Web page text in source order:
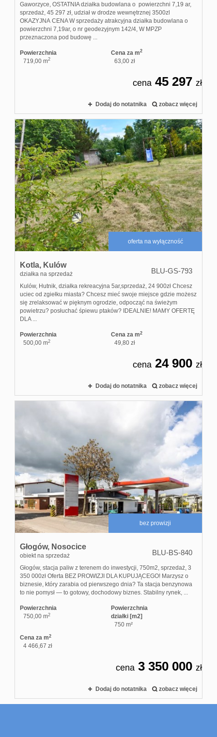
Gaworzyce, OSTATNIA działka budowlana o powierzchni 7,19 ar,
sprzedaż, 45 297 zł, udział w drodze wewnętrznej 3500zl
OKAZYJNA CENA W sprzedaży atrakcyjna działka budowlana o
powierzchni 7,19ar, o nr geodezyjnym 142/4, W MPZP
przeznaczona pod budowę ...
Powierzchnia
719,00 m2
Cena za m2
63,00 zł
cena 45 297 zł
Dodaj do notatnika zobacz więcej
oferta na wyłączność
Kotla, Kulów
działka na sprzedaż BLU-GS-793
Kulów, Hutnik, działka rekreacyjna 5ar,sprzedaż, 24 900zł Chcesz
uciec od zgiełku miasta? Chcesz mieć swoje miejsce gdzie możesz
się zrelaksować w pięknym ogrodzie, odpocząć na świeżym
powietrzu? posłuchać śpiewu ptaków? IDEALNIE! MAMY OFERTĘ
DLA ...
Powierzchnia
500,00 m2
Cena za m2
49,80 zł
cena 24 900 zł
Dodaj do notatnika zobacz więcej
bez prowizji
Głogów, Nosocice
obiekt na sprzedaż BLU-BS-840
Głogów, stacja paliw z terenem do inwestycji, 750m2, sprzedaż, 3
350 000zł Oferta BEZ PROWIZJI DLA KUPUJĄCEGO! Marzysz o
biznesie, który zarabia od pierwszego dnia? Ta stacja benzynowa
to nie pomysł — to gotowy, dochodowy biznes. Stabilny rynek, ...
Powierzchnia
750,00 m2
Powierzchnia
działki [m2]
750 m²
Cena za m2
4 466,67 zł
cena 3 350 000 zł
Dodaj do notatnika zobacz więcej